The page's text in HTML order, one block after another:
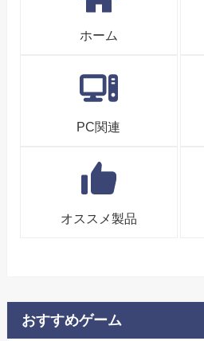
ホーム
PC関連
オススメ製品
おすすめゲーム